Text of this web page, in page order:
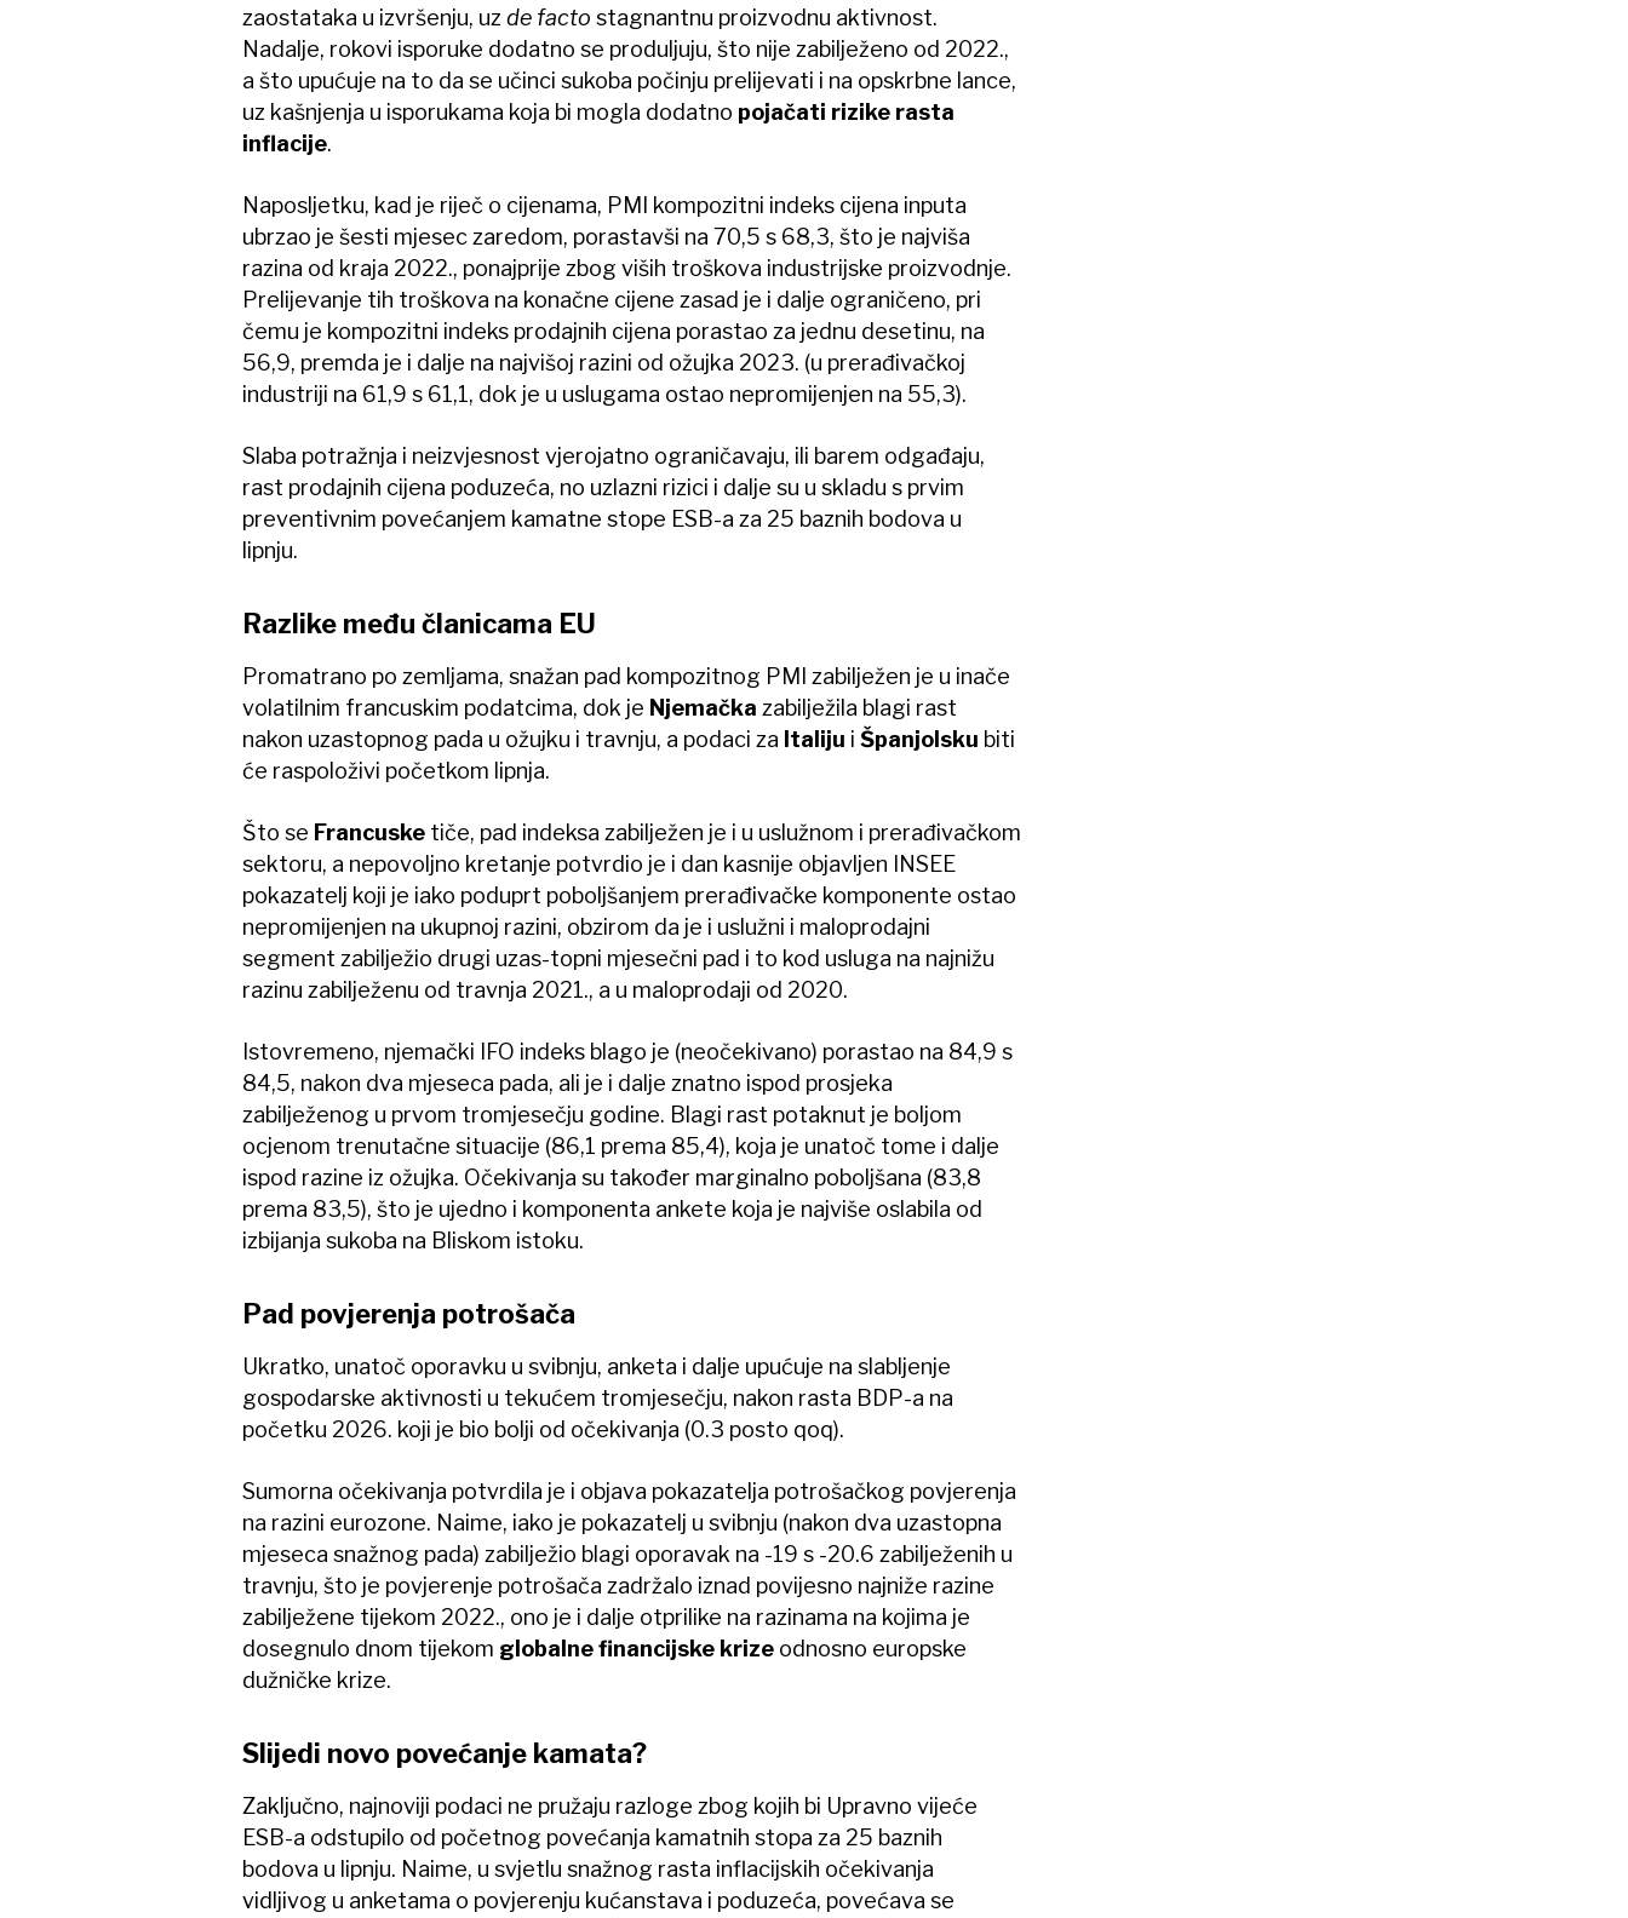
zaostataka u izvršenju, uz de facto stagnantnu proizvodnu aktivnost.
Nadalje, rokovi isporuke dodatno se produljuju, što nije zabilježeno od 2022.,
a što upućuje na to da se učinci sukoba počinju prelijevati i na opskrbne lance,
uz kašnjenja u isporukama koja bi mogla dodatno pojačati rizike rasta
inflacije.
Naposljetku, kad je riječ o cijenama, PMI kompozitni indeks cijena inputa
ubrzao je šesti mjesec zaredom, porastavši na 70,5 s 68,3, što je najviša
razina od kraja 2022., ponajprije zbog viših troškova industrijske proizvodnje.
Prelijevanje tih troškova na konačne cijene zasad je i dalje ograničeno, pri
čemu je kompozitni indeks prodajnih cijena porastao za jednu desetinu, na
56,9, premda je i dalje na najvišoj razini od ožujka 2023. (u prerađivačkoj
industriji na 61,9 s 61,1, dok je u uslugama ostao nepromijenjen na 55,3).
Slaba potražnja i neizvjesnost vjerojatno ograničavaju, ili barem odgađaju,
rast prodajnih cijena poduzeća, no uzlazni rizici i dalje su u skladu s prvim
preventivnim povećanjem kamatne stope ESB-a za 25 baznih bodova u
lipnju.
Razlike među članicama EU
Promatrano po zemljama, snažan pad kompozitnog PMI zabilježen je u inače
volatilnim francuskim podatcima, dok je Njemačka zabilježila blagi rast
nakon uzastopnog pada u ožujku i travnju, a podaci za Italiju i Španjolsku biti
će raspoloživi početkom lipnja.
Što se Francuske tiče, pad indeksa zabilježen je i u uslužnom i prerađivačkom
sektoru, a nepovoljno kretanje potvrdio je i dan kasnije objavljen INSEE
pokazatelj koji je iako poduprt poboljšanjem prerađivačke komponente ostao
nepromijenjen na ukupnoj razini, obzirom da je i uslužni i maloprodajni
segment zabilježio drugi uzas-topni mjesečni pad i to kod usluga na najnižu
razinu zabilježenu od travnja 2021., a u maloprodaji od 2020.
Istovremeno, njemački IFO indeks blago je (neočekivano) porastao na 84,9 s
84,5, nakon dva mjeseca pada, ali je i dalje znatno ispod prosjeka
zabilježenog u prvom tromjesečju godine. Blagi rast potaknut je boljom
ocjenom trenutačne situacije (86,1 prema 85,4), koja je unatoč tome i dalje
ispod razine iz ožujka. Očekivanja su također marginalno poboljšana (83,8
prema 83,5), što je ujedno i komponenta ankete koja je najviše oslabila od
izbijanja sukoba na Bliskom istoku.
Pad povjerenja potrošača
Ukratko, unatoč oporavku u svibnju, anketa i dalje upućuje na slabljenje
gospodarske aktivnosti u tekućem tromjesečju, nakon rasta BDP-a na
početku 2026. koji je bio bolji od očekivanja (0.3 posto qoq).
Sumorna očekivanja potvrdila je i objava pokazatelja potrošačkog povjerenja
na razini eurozone. Naime, iako je pokazatelj u svibnju (nakon dva uzastopna
mjeseca snažnog pada) zabilježio blagi oporavak na -19 s -20.6 zabilježenih u
travnju, što je povjerenje potrošača zadržalo iznad povijesno najniže razine
zabilježene tijekom 2022., ono je i dalje otprilike na razinama na kojima je
dosegnulo dnom tijekom globalne financijske krizeodnosno europske
dužničke krize.
Slijedi novo povećanje kamata?
Zaključno, najnoviji podaci ne pružaju razloge zbog kojih bi Upravno vijeće
ESB-a odstupilo od početnog povećanja kamatnih stopa za 25 baznih
bodova u lipnju. Naime, u svjetlu snažnog rasta inflacijskih očekivanja
vidljivog u anketama o povjerenju kućanstava i poduzeća, povećava se